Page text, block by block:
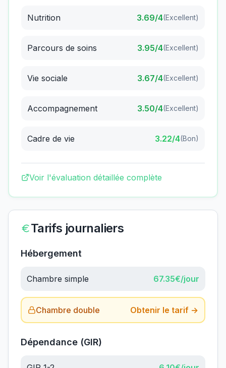
Nutrition 3.69/4(Excellent)
Parcours de soins 3.95/4(Excellent)
Vie sociale 3.67/4(Excellent)
Accompagnement 3.50/4(Excellent)
Cadre de vie 3.22/4(Bon)
Voir l'évaluation détaillée complète
Tarifs journaliers
Hébergement
Chambre simple 67.35€/jour
Chambre double Obtenir le tarif →
Dépendance (GIR)